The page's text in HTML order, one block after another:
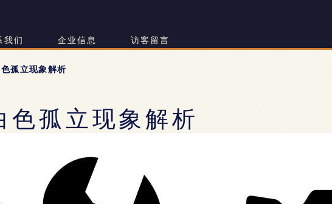
我们 企业信息 访客留言
孤立现象解析
色孤立现象解析